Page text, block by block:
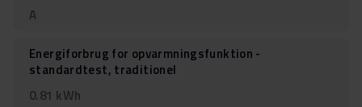
A
Energiforbrug for opvarmningsfunktion -
standardtest, traditionel
0.81 kWh